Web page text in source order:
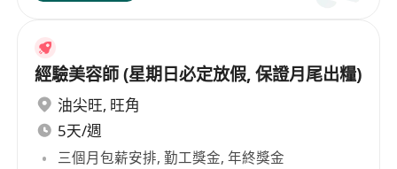
經驗美容師 (星期日必定放假, 保證月尾出糧)
油尖旺, 旺角
5天/週
三個月包薪安排, 勤工獎金, 年終獎金